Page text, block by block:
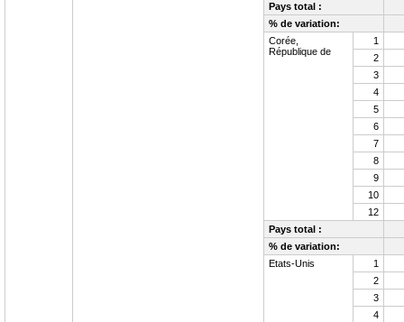
Pays total :
% de variation:
Corée,
République de
1
2
3
4
5
6
7
8
9
10
12
Pays total :
% de variation:
Etats-Unis
1
2
3
4